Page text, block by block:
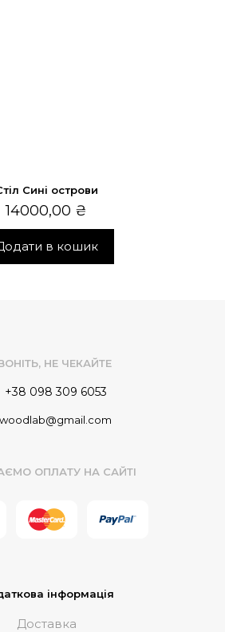
Сині острови
14000,00 ₴
в кошик
НЕ ЧЕКАЙТЕ
+38 098 309 6053
ОПЛАТУ НА САЙТІ
інформація
Доставка